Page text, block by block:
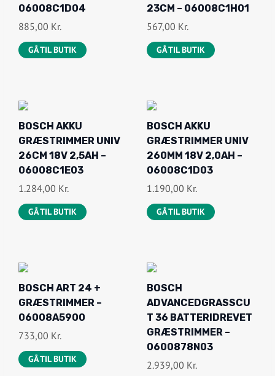
E
I
G
S
V
A
R
8
K
R
L
:
.
06008C1D04
885,00 Kr.
GÅ TIL BUTIK
23CM – 06008C1H01
567,00 Kr.
GÅ TIL BUTIK
BOSCH AKKU
GRÆSTRIMMER UNIV
26CM 18V 2,5AH –
06008C1E03
1.284,00 Kr.
GÅ TIL BUTIK
BOSCH AKKU
GRÆSTRIMMER UNIV
260MM 18V 2,0AH –
06008C1D03
1.190,00 Kr.
GÅ TIL BUTIK
BOSCH ART 24 +
GRÆSTRIMMER –
06008A5900
733,00 Kr.
GÅ TIL BUTIK
BOSCH
ADVANCEDGRASSCU
T 36 BATTERIDREVET
GRÆSTRIMMER –
0600878N03
2.939,00 Kr.